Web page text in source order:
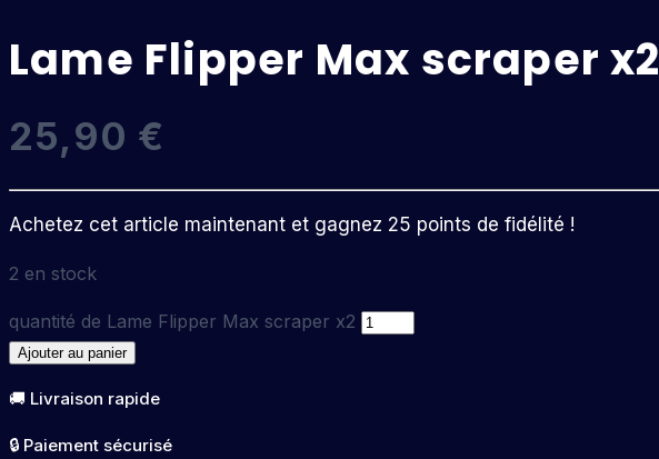
Lame Flipper Max scraper x2
25,90 €
Achetez cet article maintenant et gagnez 25 points de fidélité !
2 en stock
quantité de Lame Flipper Max scraper x2
Ajouter au panier
🚚 Livraison rapide
🔒 Paiement sécurisé